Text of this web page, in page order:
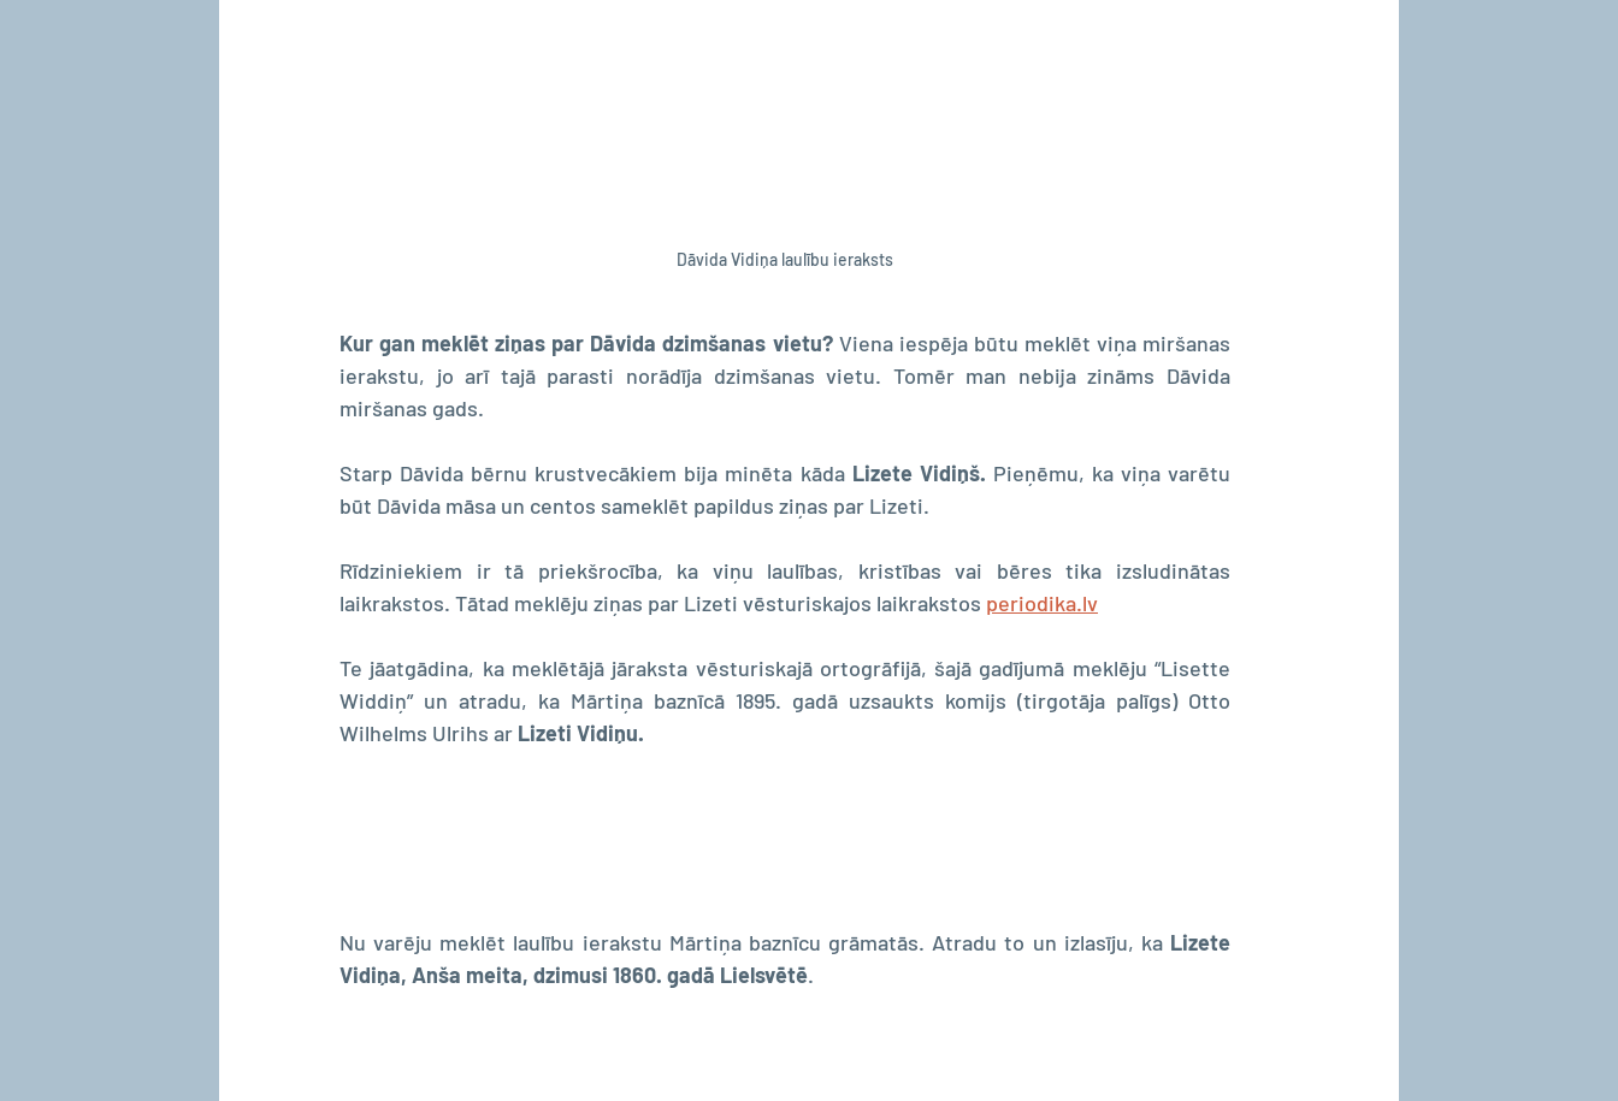
Dāvida Vidiņa laulību ieraksts
Kur gan meklēt ziņas par Dāvida dzimšanas vietu? Viena iespēja būtu meklēt viņa miršanas
ierakstu, jo arī tajā parasti norādīja dzimšanas vietu. Tomēr man nebija zināms Dāvida
miršanas gads.
Starp Dāvida bērnu krustvecākiem bija minēta kāda Lizete Vidiņš. Pieņēmu, ka viņa varētu
būt Dāvida māsa un centos sameklēt papildus ziņas par Lizeti.
Rīdziniekiem ir tā priekšrocība, ka viņu laulības, kristības vai bēres tika izsludinātas
laikrakstos. Tātad meklēju ziņas par Lizeti vēsturiskajos laikrakstos periodika.lv
Te jāatgādina, ka meklētājā jāraksta vēsturiskajā ortogrāfijā, šajā gadījumā meklēju “Lisette
Widdiņ” un atradu, ka Mārtiņa baznīcā 1895. gadā uzsaukts komijs (tirgotāja palīgs) Otto
Wilhelms Ulrihs ar Lizeti Vidiņu.
Nu varēju meklēt laulību ierakstu Mārtiņa baznīcu grāmatās. Atradu to un izlasīju, ka Lizete
Vidiņa, Anša meita, dzimusi 1860. gadā Lielsvētē.